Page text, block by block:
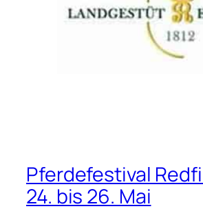
Pferdefestival
24. bis 26. Mai